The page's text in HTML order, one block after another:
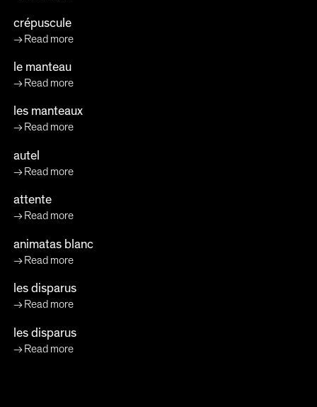
crépuscule
Read more
le manteau
Read more
les manteaux
Read more
autel
Read more
attente
Read more
animatas blanc
Read more
les disparus
Read more
les disparus
Read more